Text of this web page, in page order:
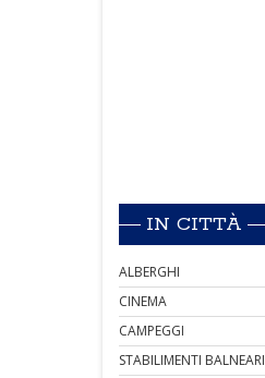
IN CITTÀ
ALBERGHI
CINEMA
CAMPEGGI
STABILIMENTI BALNEARI